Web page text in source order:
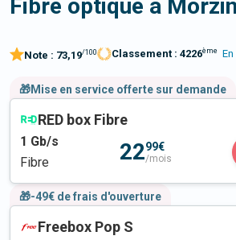
Fibre optique à
Note : 73,19/100 Classement : 4226ème
🎁Mise en service offerte sur demande
RED box Fibre
1 Gb/s
Fibre
2299€
/mois
🎁-49€ de frais d'ouverture
Freebox Pop S